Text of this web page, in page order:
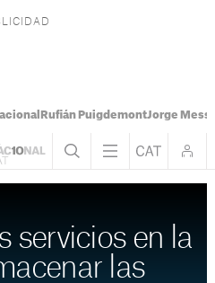
Rufián PuigdemontJorge Messi
servicios en la
las